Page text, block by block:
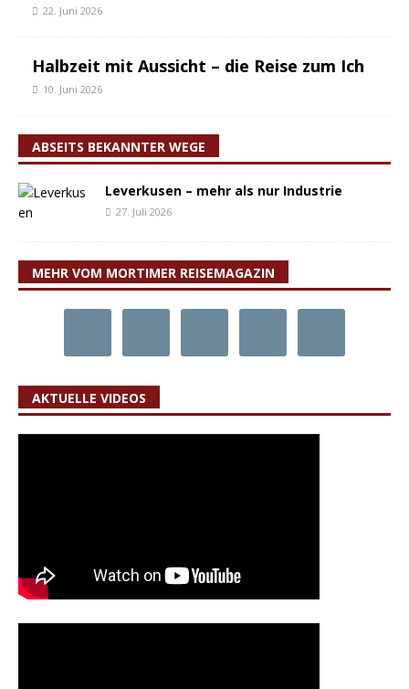
22. Juni 2026
Halbzeit mit Aussicht – die Reise zum Ich
10. Juni 2026
ABSEITS BEKANNTER WEGE
Leverkusen – mehr als nur Industrie
27. Juli 2026
MEHR VOM MORTIMER REISEMAGAZIN
AKTUELLE VIDEOS